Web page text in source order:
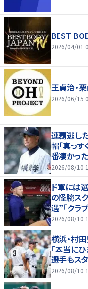
BEST
2026/04/01
王貞治・
2026/06/15
連覇逃し
帽「真っ
番凄かっ
中でよく甲
2026/08/10
ド軍には
の怪腕ス
遇”「クラ
ない」
2026/08/10
横浜・村
「本当に
選手もスタ
投げてくれ
2026/08/10